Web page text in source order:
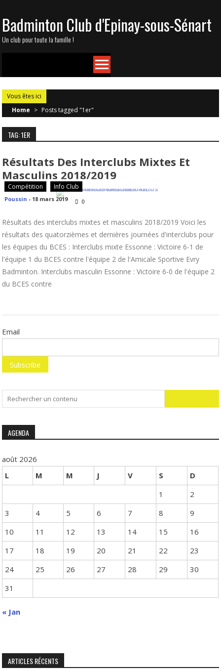
to
content
Badminton Club d'Epinay-sous-Sénart
Un club pour toute la famille !
Vous êtes ici
Home > Posts tagged "1er"
TAG: 1ER
Résultats Des Interclubs Mixtes Et
Masculins 2018/2019
Compétition Info Club
Poussin - 18 mars 2019 0
Résultats des interclubs mixtes et masculins 2018/2019 Voici les
résultats des quatorzièmes et dernières journées d'interclubs pour
les équipes du BCES : Interclubs mixte Essonne : Victoire 6-1 de
l'équipe 1 du BCES contre l'équipe 2 de l'Amicale Sportive Evry
Badminton. Interclubs masculin Essonne : Victoire 6-0 de l'équipe 2
du BCES contre
Email
for:
AGENDA
août 2026
L
M M J V S
D
1
2
3
4 5 6 7 8
9
10
11 12 13 14 15
16
17
18 19 20 21 22
23
24
25 26 27 28 29
30
31
« Jan
ARTICLES RÉCENTS